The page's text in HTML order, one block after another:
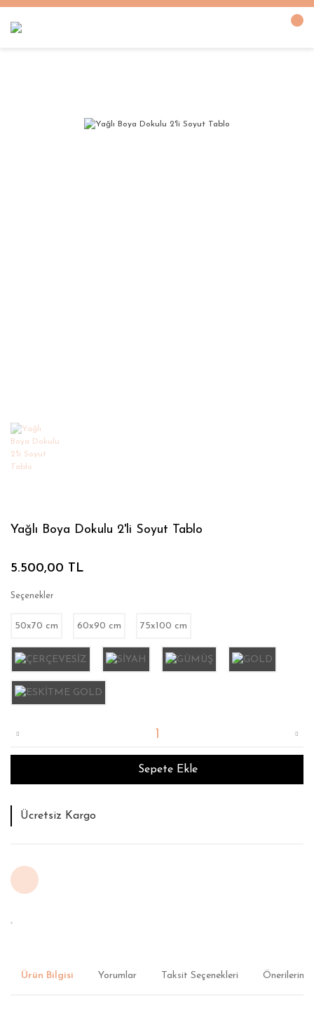
Yağlı Boya Dokulu 2'li Soyut Tablo
5.500,00 TL
Seçenekler
50x70 cm 60x90 cm 75x100 cm
Sepete Ekle
Tahmini Teslim Süresi : 12 İş Günü
Ücretsiz Kargo
Ürün Bilgisi Yorumlar Taksit Seçenekleri Önerileriniz